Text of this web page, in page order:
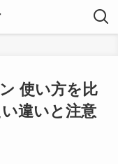
使い方を比
違いと注意